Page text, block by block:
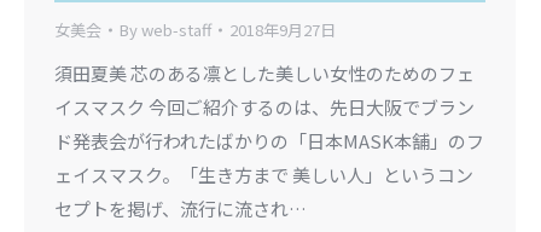
女美会 Byweb-staff 2018年9月27日
須田夏美 芯のある凛とした美しい女性のためのフェ
イスマスク 今回ご紹介するのは、先日大阪でブラン
ド発表会が行われたばかりの「日本MASK本舗」のフ
ェイスマスク。「生き方まで 美しい人」というコン
セプトを掲げ、流行に流され…